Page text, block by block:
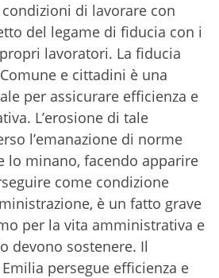
di lavorare con
del legame di fiducia con i
lavoratori. La fiducia
e cittadini è una
per assicurare efficienza e
L’erosione di tale
l’emanazione di norme
lo minano, facendo apparire
come condizione
è un fatto grave
per la vita amministrativa e
devono sostenere. Il
persegue efficienza e